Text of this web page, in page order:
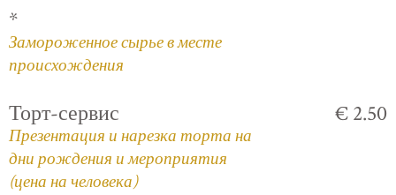
*
Замороженное сырье в месте
происхождения
Торт-сервис
Презентация и нарезка торта на
дни рождения и мероприятия
(цена на человека)
€ 2.50